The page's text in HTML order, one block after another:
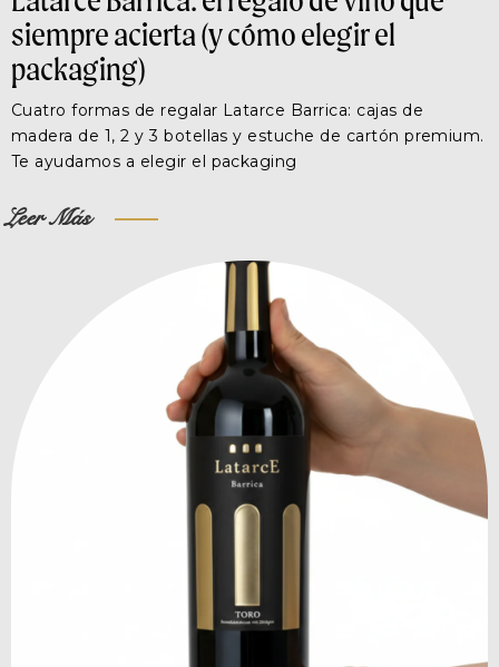
siempre acierta (y cómo elegir el
packaging)
Cuatro formas de regalar Latarce Barrica: cajas de
madera de 1, 2 y 3 botellas y estuche de cartón premium.
Te ayudamos a elegir el packaging
Leer Más